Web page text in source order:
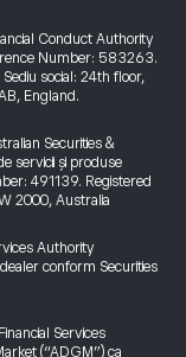
Conduct Authority
Number: 583263.
social: 24th floor,
England.
Securities &
servicii și produse
491139. Registered
2000, Australia
Authority
conform Securities
Services
(“ADGM”) ca